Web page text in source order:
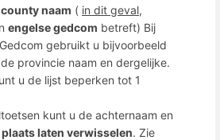
county naam ( in dit geval,
engelse gedcom betreft) Bij
gebruikt u bijvoorbeeld
provincie naam en dergelijke.
u de lijst beperken tot 1
kunt u de achternaam en
laten verwisselen. Zie